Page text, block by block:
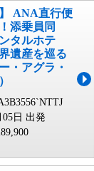
ANA直行便
添乗員同
タルホテ
遺産を巡る
・アグラ・
05日 出発